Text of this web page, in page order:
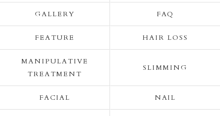
GALLERY FAQ
FEATURE HAIR LOSS
MANIPULATIVE
TREATMENT
SLIMMING
FACIAL NAIL